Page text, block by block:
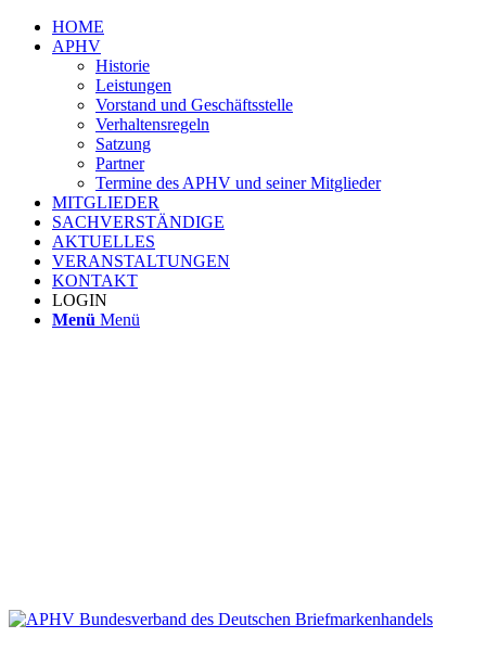
HOME
APHV
Historie
Leistungen
Vorstand und Geschäftsstelle
Verhaltensregeln
Satzung
Partner
Termine des APHV und seiner Mitglieder
MITGLIEDER
SACHVERSTÄNDIGE
AKTUELLES
VERANSTALTUNGEN
KONTAKT
LOGIN
Menü Menü